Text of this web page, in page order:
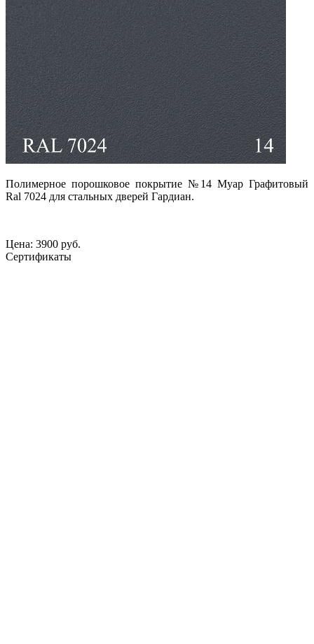
Полимерное порошковое покрытие №14Муар Графитовый
Ral 7024 для стальных дверей Гардиан.
Цена: 3900 руб.
Сертификаты